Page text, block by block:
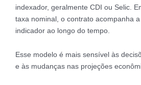
indexador, geralmente CDI ou Selic.
taxa nominal, o contrato acompanha
indicador ao longo do tempo.
Esse modelo é mais sensível às
e às mudanças nas projeções